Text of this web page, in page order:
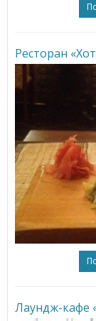
Ресторан
Лаундж-кафе